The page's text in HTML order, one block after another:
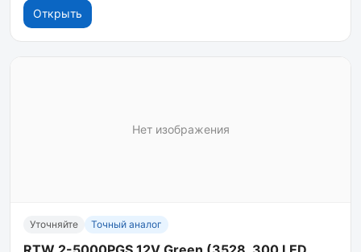
Открыть
Нет изображения
Уточняйте Точный аналог